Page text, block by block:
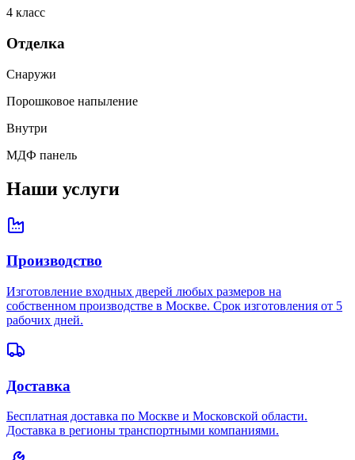
4 класс
Отделка
Снаружи
Порошковое напыление
Внутри
МДФ панель
Наши услуги
Производство
Изготовление входных дверей любых размеров на
собственном производстве в Москве. Срок изготовления от 5
рабочих дней.
Доставка
Бесплатная доставка по Москве и Московской области.
Доставка в регионы транспортными компаниями.